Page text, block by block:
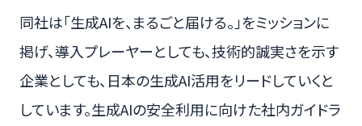
同社は「生成AIを、まるごと届ける。」をミッションに
掲げ、導入プレーヤーとしても、技術的誠実さを示す
企業としても、日本の生成AI活用をリードしていくと
しています。生成AIの安全利用に向けた社内ガイドラ